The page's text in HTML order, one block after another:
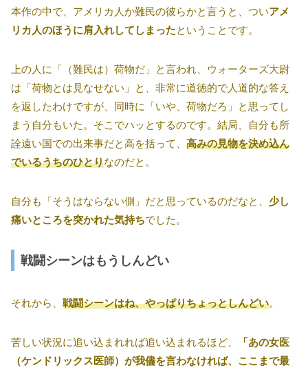
本作の中で、アメリカ人か難民の彼らかと言うと、ついアメ
リカ人のほうに肩入れしてしまったということです。
上の人に「（難民は）荷物だ」と言われ、ウォーターズ大尉
は「荷物とは見なせない」と、非常に道徳的で人道的な答え
を返したわけですが、同時に「いや、荷物だろ」と思ってし
まう自分もいた。そこでハッとするのです。結局、自分も所
詮遠い国での出来事だと高を括って、 高みの見物を決め込ん
でいるうちのひとりなのだと。
自分も「そうはならない側」だと思っているのだなと、 少し
痛いところを突かれた気持ちでした。
戦闘シーンはもうしんどい
それから、 戦闘シーンはね、やっぱりちょっとしんどい。
苦しい状況に追い込まれれば追い込まれるほど、
「あの女医
（ケンドリックス医師）が我儘を言わなければ、ここまで最